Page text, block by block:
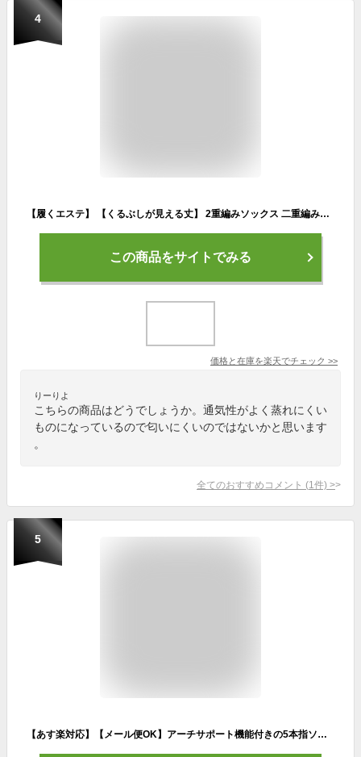
4
【履くエステ】 【くるぶしが見える丈】 2重編みソックス 二重編み靴下 シルク オーガニックコットン 靴下 レディース メンズ 男性 女性 厚手 暖かい 綿 綿100% 保湿 ソックス かかとケア つるつる 吸水 丈夫 蒸れない 涼しい 夏 冬 スニーカー イン スニーカーイン 夏 夏用
この商品をサイトでみる
価格と在庫を楽天でチェック >>
りーりよ
こちらの商品はどうでしょうか。通気性がよく蒸れにくい
ものになっているので匂いにくいのではないかと思います
。
全てのおすすめコメント (1 件) >
5
【あす楽対応】【メール便OK】アーチサポート機能付きの5本指ソックス「2足組・抗菌スポーツソックス」 DHC レディース 靴下 ソックス 先丸滑り止め付き 抗菌 防臭 抗菌防臭 アーチサポート メッシュ くるぶし スニーカー スポーツ ムレにくい 2足組 newproduct